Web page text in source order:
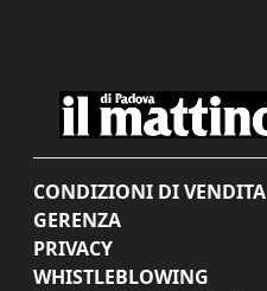
CONDIZIONI DI VENDITA
GERENZA
PRIVACY
WHISTLEBLOWING